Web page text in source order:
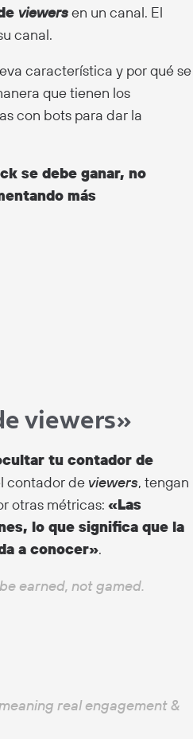
viewersen un canal. El
canal.
característica y por qué se
que tienen los
con bots para dar la
se debe ganar, no
más
viewers»
tu contador de
contador de viewers, tengan
otras métricas: «Las
lo que significa que la
a conocer».
earned, not gamed.
real engagement &